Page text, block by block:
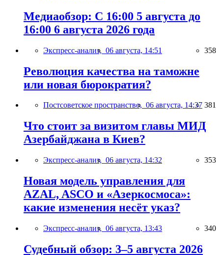
Медиаобзор: С 16:00 5 августа до
16:00 6 августа 2026 года
Экспресс-анализ, 06 августа, 14:51 358
Революция качества на таможне
или новая бюрократия?
Постсоветское пространство, 06 августа, 14:37 381
Что стоит за визитом главы МИД
Азербайджана в Киев?
Экспресс-анализ, 06 августа, 14:32 353
Новая модель управления для
AZAL, ASCO и «Азеркосмоса»:
какие изменения несёт указ?
Экспресс-анализ, 06 августа, 13:43 340
Судебный обзор: 3–5 августа 2026